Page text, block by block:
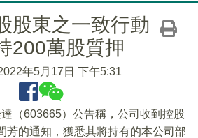
股東之一致行動
200萬股質押
年5月17日 下午5:31
（603665）公告稱，公司收到控股
芳的通知，獲悉其將持有的本公司部